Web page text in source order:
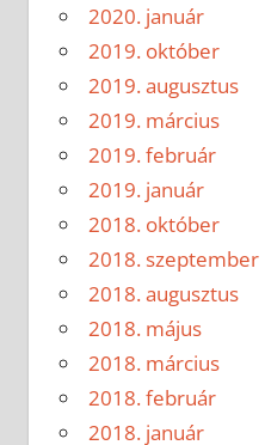
2020. január
2019. október
2019. augusztus
2019. március
2019. február
2019. január
2018. október
2018. szeptember
2018. augusztus
2018. május
2018. március
2018. február
2018. január